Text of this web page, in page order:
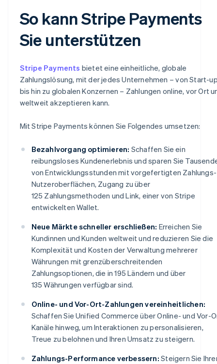
So kann Stripe Payments
Sie unterstützen
Stripe Payments bietet eine einheitliche, globale
Zahlungslösung, mit der jedes Unternehmen – von Start-
bis hin zu globalen Konzernen – Zahlungen online, vor Ort
weltweit akzeptieren kann.
Mit Stripe Payments können Sie Folgendes umsetzen:
Bezahlvorgang optimieren: Schaffen Sie ein
reibungsloses Kundenerlebnis und sparen Sie
von Entwicklungsstunden mit vorgefertigten Zahlungs-
Nutzeroberflächen, Zugang zu über
125 Zahlungsmethoden und Link, einer von Stripe
entwickelten Wallet.
Neue Märkte schneller erschließen: Erreichen Sie
Kundinnen und Kunden weltweit und reduzieren Sie die
Komplexität und Kosten der Verwaltung mehrerer
Währungen mit grenzüberschreitenden
Zahlungsoptionen, die in 195 Ländern und über
135 Währungen verfügbar sind.
Online- und Vor-Ort-Zahlungen vereinheitlichen:
Schaffen Sie Unified Commerce über Online- und Vor-
Kanäle hinweg, um Interaktionen zu personalisieren,
Treue zu belohnen und Ihren Umsatz zu steigern.
Zahlungs-Performance verbessern: Steigern Sie